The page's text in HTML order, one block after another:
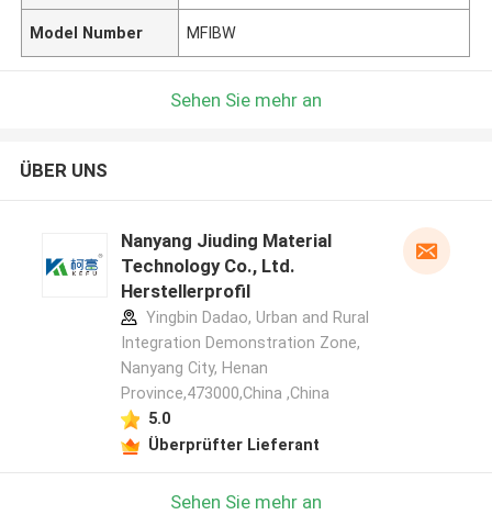
Model Number MFIBW
Sehen Sie mehr an
ÜBER UNS
Nanyang Jiuding Material
Technology Co., Ltd.
Herstellerprofil
Yingbin Dadao, Urban and Rural
Integration Demonstration Zone,
Nanyang City, Henan
Province,473000,China ,China
5.0
Überprüfter Lieferant
Sehen Sie mehr an